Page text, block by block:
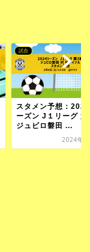
試合
スタメン予想：
ーズン J１リーグ 第
ジュビロ磐田 ...
2024年3